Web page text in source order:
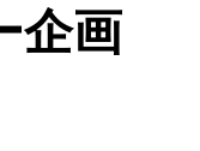
企画